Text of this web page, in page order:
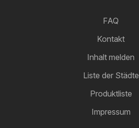
FAQ
Kontakt
Inhalt melden
Liste der Städte
Produktliste
Impressum